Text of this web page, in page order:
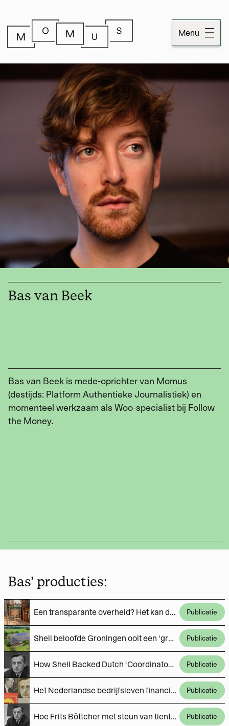
Menu
Dossiers
Publicaties
Momus
Over Momus
Contact
Momus-code
Stichtinginformatie
Werken met Momus
Word meedenker
Bas van Beek
Bas van Beek is mede-oprichter van Momus
(destijds: Platform Authentieke Journalistiek) en
momenteel werkzaam als Woo-specialist bij Follow
the Money.
Bas’ producties:
Een transparante overheid? Het kan dus wél, laat Groningen zien Publicatie
Shell beloofde Groningen ooit een ‘groene’ toekomst Publicatie
How Shell Backed Dutch ‘Coordinator’ of Climate Science Denial For Decades Publicatie
Het Nederlandse bedrijfsleven financierde negen jaar lang een klimaatscepticus Publicatie
Hoe Frits Böttcher met steun van tientallen bedrijven de basis legde voor de klimaatscepsis in Nederland Publicatie